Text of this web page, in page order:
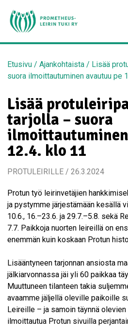
Etusivu / Ajankohtaista / Lisää
suora ilmoittautuminen avautuu pe
Lisää
tarjolla – suora
12.4. klo 11
PROTULEIRILLE / 26.3.2024
Protun työ leirinvetäjien
ja pystymme järjestämään kesällä
10.6., 16.–23.6. ja 29.7.–5.8. sekä
7.7. Paikkoja nuorten leireillä on
enemmän kuin koskaan Protun
Lisääntyneen tarjonnan ansiosta
jälkiarvonnassa jäi yli 60 paikkaa
Muuttuneen tilanteen takia
avaamme jäljellä oleville paikoille
Leireille – ja samoin täynnä
ilmoittautua Protun sivuilla